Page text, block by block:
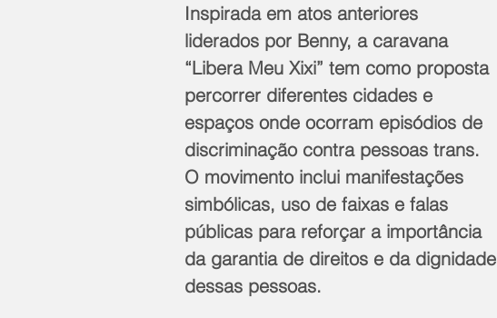
Inspirada em atos anteriores
liderados por Benny, a caravana
“Libera Meu Xixi” tem como proposta
percorrer diferentes cidades e
espaços onde ocorram episódios de
discriminação contra pessoas trans.
O movimento inclui manifestações
simbólicas, uso de faixas e falas
públicas para reforçar a importância
da garantia de direitos e da dignidade
dessas pessoas.